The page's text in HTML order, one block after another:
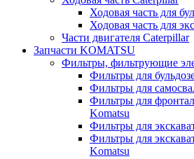
Ходовая часть для
Ходовая часть для
Части двигателя Caterpillar
Запчасти KOMATSU
Фильтры, фильтрующие
Фильтры для
Фильтры для
Фильтры для
Komatsu
Фильтры для
Фильтры для
Komatsu